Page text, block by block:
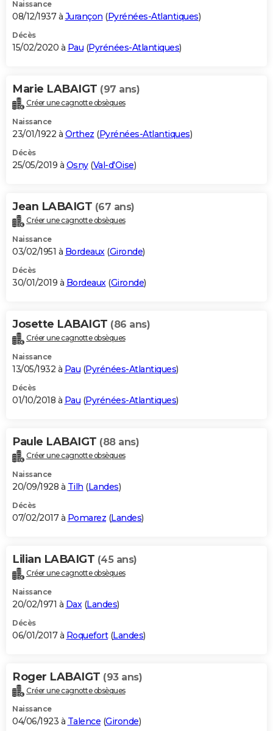
Naissance
08/12/1937 à Jurançon (Pyrénées-Atlantiques)
Décès
15/02/2020 à Pau (Pyrénées-Atlantiques)
Marie LABAIGT (97 ans)
Créer une cagnotte obsèques
Naissance
23/01/1922 à Orthez (Pyrénées-Atlantiques)
Décès
25/05/2019 à Osny(Val-d'Oise)
Jean LABAIGT (67 ans)
Créer une cagnotte obsèques
Naissance
03/02/1951 à Bordeaux(Gironde)
Décès
30/01/2019 à Bordeaux(Gironde)
Josette LABAIGT (86 ans)
Créer une cagnotte obsèques
Naissance
13/05/1932 à Pau (Pyrénées-Atlantiques)
Décès
01/10/2018 à Pau (Pyrénées-Atlantiques)
Paule LABAIGT (88 ans)
Créer une cagnotte obsèques
Naissance
20/09/1928 à Tilh (Landes)
Décès
07/02/2017 à Pomarez (Landes)
Lilian LABAIGT (45 ans)
Créer une cagnotte obsèques
Naissance
20/02/1971 à Dax (Landes)
Décès
06/01/2017 à Roquefort(Landes)
Roger LABAIGT (93 ans)
Créer une cagnotte obsèques
Naissance
04/06/1923 à Talence (Gironde)